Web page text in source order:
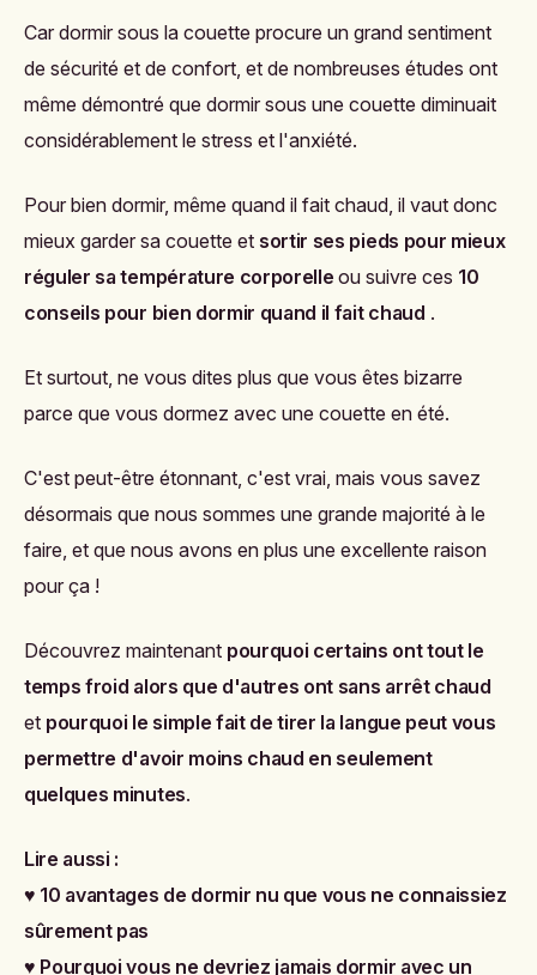
Car dormir sous la couette procure un grand sentiment
de sécurité et de confort, et de nombreuses études ont
même démontré que dormir sous une couette diminuait
considérablement le stress et l'anxiété.
Pour bien dormir, même quand il fait chaud, il vaut donc
mieux garder sa couette et sortir ses pieds pour mieux
réguler sa température corporelle ou suivre ces 10
conseils pour bien dormir quand il fait chaud .
Et surtout, ne vous dites plus que vous êtes bizarre
parce que vous dormez avec une couette en été.
C'est peut-être étonnant, c'est vrai, mais vous savez
désormais que nous sommes une grande majorité à le
faire, et que nous avons en plus une excellente raison
pour ça !
Découvrez maintenant pourquoi certains ont tout le
temps froid alors que d'autres ont sans arrêt chaud
et pourquoi le simple fait de tirer la langue peut vous
permettre d'avoir moins chaud en seulement
quelques minutes.
Lire aussi :
♥ 10 avantages de dormir nu que vous ne connaissiez
sûrement pas
♥ Pourquoi vous ne devriez jamais dormir avec un